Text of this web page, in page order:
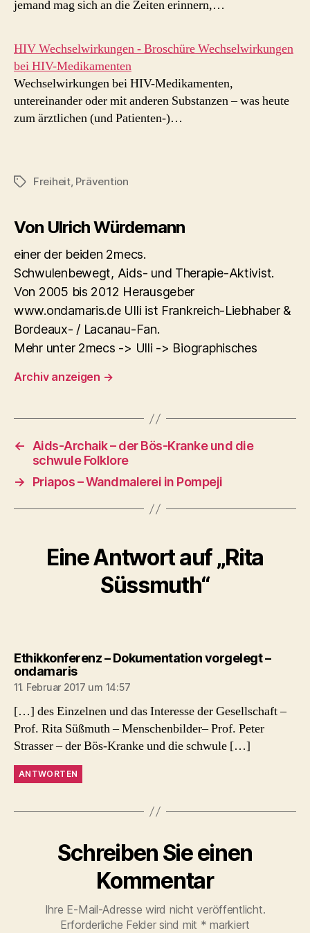
jemand mag sich an die Zeiten erinnern,…
HIV Wechselwirkungen - Broschüre Wechselwirkungen
bei HIV-Medikamenten
Wechselwirkungen bei HIV-Medikamenten,
untereinander oder mit anderen Substanzen – was heute
zum ärztlichen (und Patienten-)…
Schlagwörter
Freiheit, Prävention
Von Ulrich Würdemann
einer der beiden 2mecs.
Schwulenbewegt, Aids- und Therapie-Aktivist.
Von 2005 bis 2012 Herausgeber
www.ondamaris.de Ulli ist Frankreich-Liebhaber &
Bordeaux- / Lacanau-Fan.
Mehr unter 2mecs -> Ulli -> Biographisches
Archiv anzeigen →
← Aids-Archaik – der Bös-Kranke und die
schwule Folklore
→
Priapos – Wandmalerei in Pompeji
Eine Antwort auf „Rita
Süssmuth“
Ethikkonferenz – Dokumentation vorgelegt –
ondamarissagt:
11. Februar 2017 um 14:57
[…] des Einzelnen und das Interesse der Gesellschaft –
Prof. Rita Süßmuth – Menschenbilder– Prof. Peter
Strasser – der Bös-Kranke und die schwule […]
ANTWORTEN
Schreiben Sie einen
Kommentar
Ihre E-Mail-Adresse wird nicht veröffentlicht.
Erforderliche Felder sind mit * markiert